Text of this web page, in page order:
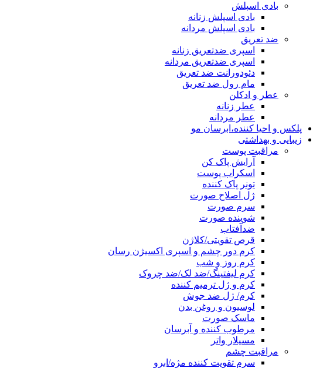
بادی اسپلش
بادی اسپلش زنانه
بادی اسپلش مردانه
ضد تعریق
اسپری ضدتعریق زنانه
اسپری ضدتعریق مردانه
دئودورانت ضد تعریق
مام رول ضد تعریق
عطر و ادکلن
عطر زنانه
عطر مردانه
پلکس و احیا کننده،ابرسان مو
زیبایی و بهداشتی
مراقبت پوست
آرایش پاک کن
اسکراب پوست
تونر پاک کننده
ژل اصلاح صورت
سرم صورت
شوینده صورت
ضدآفتاب
قرص تقویتی/کلاژن
کرم دور چشم و اسپری اکسیژن رسان
کرم روز و شب
کرم لیفتینگ/ضد لک/ضد چروک
کرم و ژل ترمیم کننده
کرم/ ژل ضد جوش
لوسیون و روغن بدن
ماسک صورت
مرطوب کننده و آبرسان
مسیلار واتر
مراقبت چشم
سرم تقویت کننده مژه/ابرو